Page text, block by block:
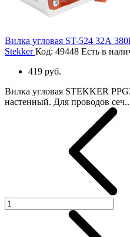
Вилка угловая ST-524 32А
StekkerКод: 49448 Есть в
419 руб.
Вилка угловая STEKKER
настенный. Для проводов